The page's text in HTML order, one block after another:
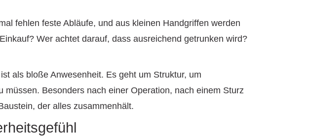
fehlen feste Abläufe, und aus kleinen Handgriffen werden
Wer achtet darauf, dass ausreichend getrunken wird?
als bloße Anwesenheit. Es geht um Struktur, um
Besonders nach einer Operation, nach einem Sturz
der alles zusammenhält.